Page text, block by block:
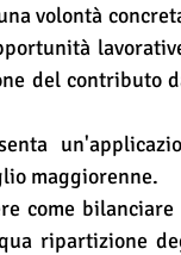
volontà
del contributo
maggiorenne.
come
ripartizione